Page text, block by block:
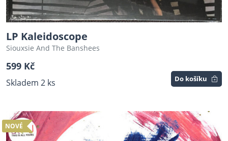
LP Kaleidoscope
Siouxsie And The Banshees
599 Kč
Skladem 2 ks Do košíku
NOVÉ